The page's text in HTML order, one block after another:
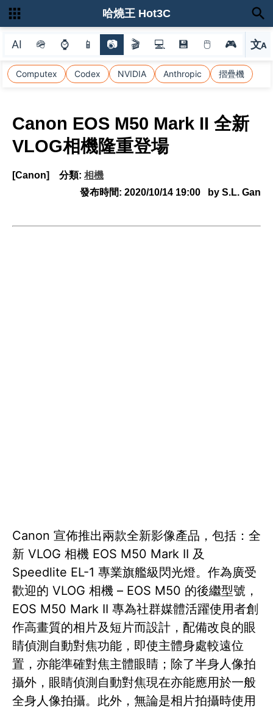
AI 🪖 ⌚ 📱 📷 🎬 💻 💾 🖱 🎮 文A
選
Computex Codex NVIDIA Anthropic 摺疊機
哈燒王 Hot3C
Canon EOS M50 Mark II 全新
VLOG相機隆重登場
[Canon] 分類: 相機
發布時間: 2020/10/14 19:00 by S.L. Gan
Canon 宣佈推出兩款全新影像產品，包括：全
新 VLOG 相機 EOS M50 Mark II 及
Speedlite EL-1 專業旗艦級閃光燈。作為廣受
歡迎的 VLOG 相機 – EOS M50 的後繼型號，
EOS M50 Mark II 專為社群媒體活躍使用者創
作高畫質的相片及短片而設計，配備改良的眼
睛偵測自動對焦功能，即使主體身處較遠位
置，亦能準確對焦主體眼睛；除了半身人像拍
攝外，眼睛偵測自動對焦現在亦能應用於一般
全身人像拍攝。此外，無論是相片拍攝時使用